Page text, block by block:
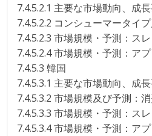
7.4.5.2.1 主要な市場動向、成
7.4.5.2.2 コンシューマータイ
7.4.5.2.3 市場規模・予測：ス
7.4.5.2.4 市場規模・予測：ア
7.4.5.3 韓国
7.4.5.3.1 主要な市場動向、成
7.4.5.3.2 市場規模及び予測：
7.4.5.3.3 市場規模・予測：ス
7.4.5.3.4 市場規模・予測：ア